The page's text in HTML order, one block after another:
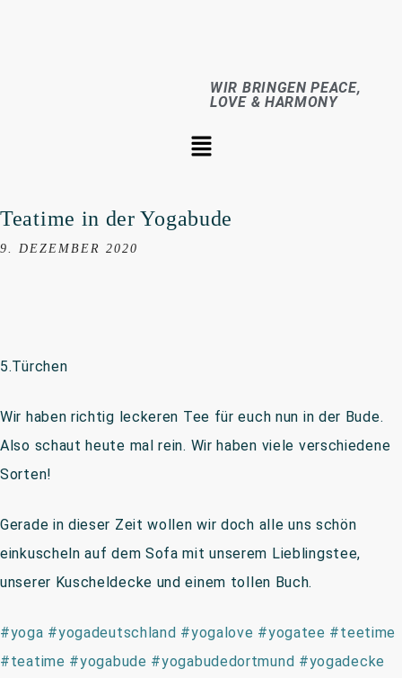
WIR BRINGEN PEACE,
LOVE & HARMONY
Teatime in der Yogabude
9. DEZEMBER 2020
5.Türchen
Wir haben richtig leckeren Tee für euch nun in der Bude.
Also schaut heute mal rein. Wir haben viele verschiedene
Sorten!
Gerade in dieser Zeit wollen wir doch alle uns schön
einkuscheln auf dem Sofa mit unserem Lieblingstee,
unserer Kuscheldecke und einem tollen Buch.
#yoga #yogadeutschland #yogalove #yogatee #teetime
#teatime #yogabude #yogabudedortmund #yogadecke